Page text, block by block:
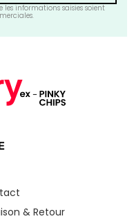
informations saisies soient
& Retour